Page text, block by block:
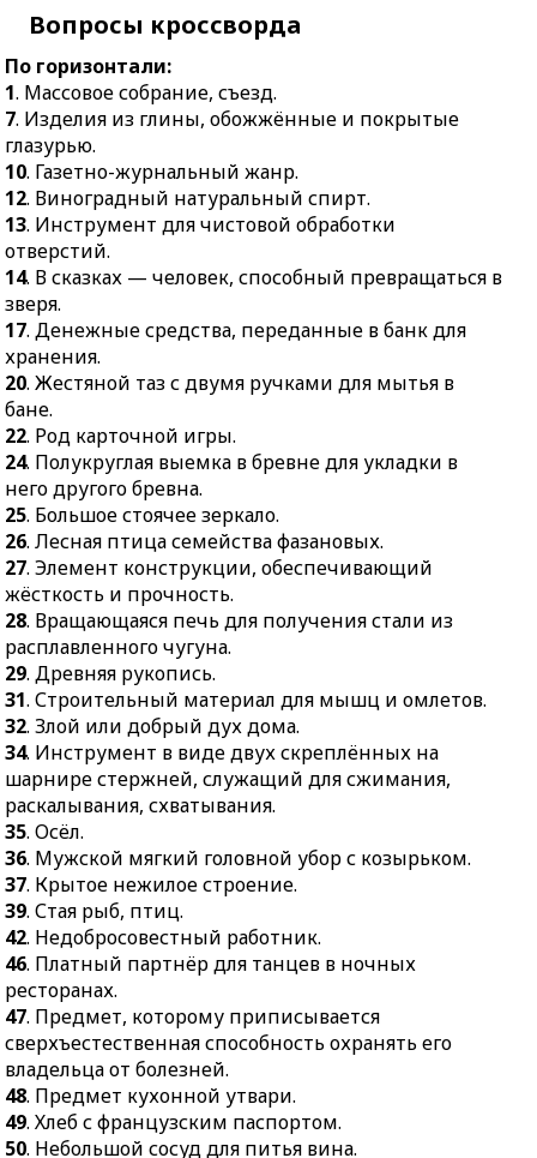
него другого бревна.
Большое стоячее
зеркало.
26.Лесная птица
семейства фазановых.
27.Элемент
конструкции,
обеспечивающий
жёсткость и прочность.
28.Вращающаяся печь
для получения стали из
расплавленного чугуна.
29.Древняя рукопись.
31.Строительный
материал для мышц и
омлетов.
32.Злой или добрый дух
дома.
34.Инструмент в виде
двух скреплённых на
шарнире стержней,
служащий для
сжимания,
раскалывания,
схватывания.
35.Осёл.
36.Мужской мягкий
головной убор с
козырьком.
37.Крытое нежилое
строение.
39.Стая рыб, птиц.
42.Недобросовестный
работник.
46.Платный партнёр
для танцев в ночных
ресторанах.
47.Предмет, которому
приписывается
сверхъестественная
32.Загородный летний
33.
стеснительный житель
37.Совокупность
событий, в которых
раскрывается основное
художественного
38.Короткая басня.
40.В оптических
приборах — стекло,
наблюдателя.
заряженный электрод.
42.Льняная суровая или
белёная ткань
переплетения.
44.Железная маска,
защищающая лицо от
пламени, искр.
45.
Вопросы кроссворда
По горизонтали:
1. Массовое собрание, съезд.
7. Изделия из глины, обожжённые и покрытые
глазурью.
10. Газетно-журнальный жанр.
12. Виноградный натуральный спирт.
13. Инструмент для чистовой обработки
отверстий.
14. В сказках — человек, способный превращаться в
зверя.
17. Денежные средства, переданные в банк для
хранения.
20. Жестяной таз с двумя ручками для мытья в
бане.
22. Род карточной игры.
24. Полукруглая выемка в бревне для укладки в
него другого бревна.
25. Большое стоячее зеркало.
26. Лесная птица семейства фазановых.
27. Элемент конструкции, обеспечивающий
жёсткость и прочность.
28. Вращающаяся печь для получения стали из
расплавленного чугуна.
29. Древняя рукопись.
31. Строительный материал для мышц и омлетов.
32. Злой или добрый дух дома.
34. Инструмент в виде двух скреплённых на
шарнире стержней, служащий для сжимания,
раскалывания, схватывания.
35. Осёл.
36. Мужской мягкий головной убор с козырьком.
37. Крытое нежилое строение.
39. Стая рыб, птиц.
42. Недобросовестный работник.
46. Платный партнёр для танцев в ночных
ресторанах.
47. Предмет, которому приписывается
сверхъестественная способность охранять его
владельца от болезней.
48. Предмет кухонной утвари.
49. Хлеб с французским паспортом.
50. Небольшой сосуд для питья вина.